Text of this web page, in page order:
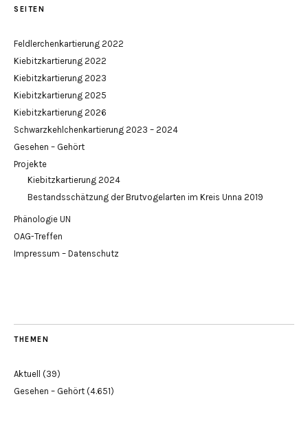
SEITEN
Feldlerchenkartierung 2022
Kiebitzkartierung 2022
Kiebitzkartierung 2023
Kiebitzkartierung 2025
Kiebitzkartierung 2026
Schwarzkehlchenkartierung 2023 – 2024
Gesehen – Gehört
Projekte
Kiebitzkartierung 2024
Bestandsschätzung der Brutvogelarten im Kreis Unna 2019
Phänologie UN
OAG-Treffen
Impressum – Datenschutz
THEMEN
Aktuell (39)
Gesehen – Gehört (4.651)